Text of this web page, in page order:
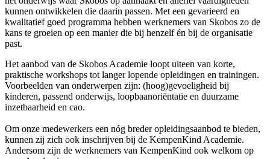
kunnen ontwikkelen die daarin passen. Met een gevarieerd en
kwalitatief goed programma hebben werknemers van Skobos zo de
kans te groeien op een manier die bij henzelf én bij de organisatie
past.
Het aanbod van de Skobos Academie loopt uiteen van korte,
praktische workshops tot langer lopende opleidingen en trainingen.
Voorbeelden van onderwerpen zijn: (hoog)gevoeligheid bij
kinderen, passend onderwijs, loopbaanoriëntatie en duurzame
inzetbaarheid en cao.
Om onze medewerkers een nóg breder opleidingsaanbod te bieden,
kunnen zij zich ook inschrijven bij de KempenKind Academie.
Andersom zijn de werknemers van KempenKind ook welkom op